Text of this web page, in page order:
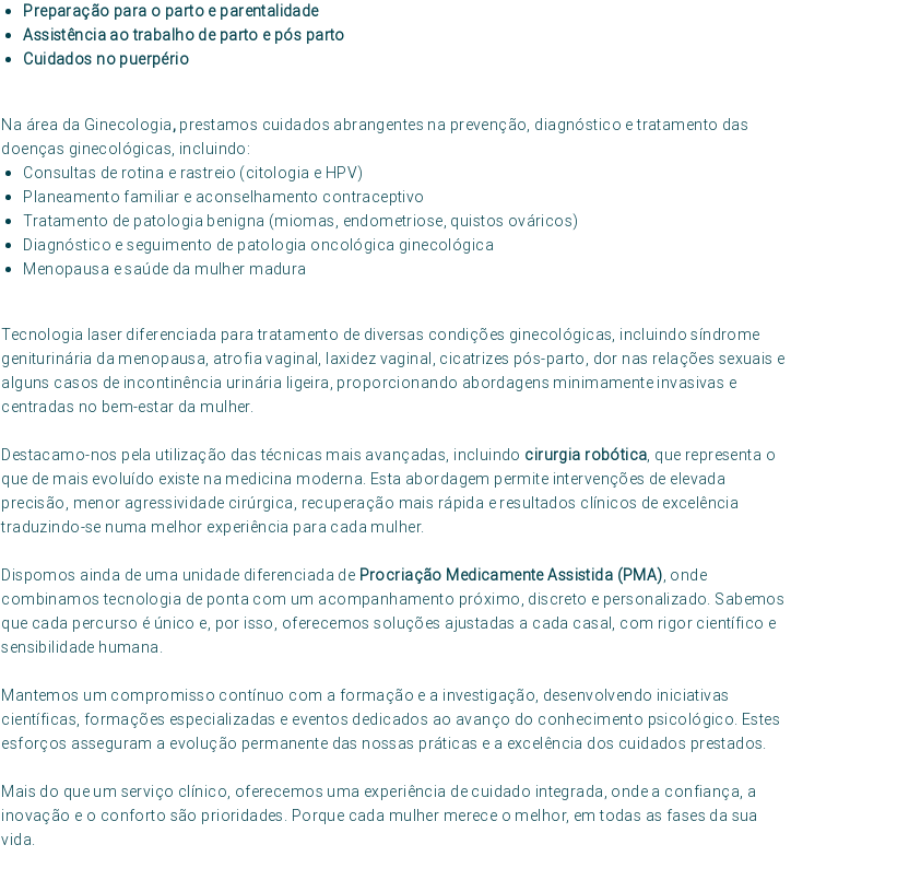
Preparação para o parto e parentalidade
Assistência ao trabalho de parto e pós parto
Cuidados no puerpério
Na área da Ginecologia, prestamos cuidados abrangentes na prevenção, diagnóstico e tratamento das
doenças ginecológicas, incluindo:
Consultas de rotina e rastreio (citologia e HPV)
Planeamento familiar e aconselhamento contraceptivo
Tratamento de patologia benigna (miomas, endometriose, quistos ováricos)
Diagnóstico e seguimento de patologia oncológica ginecológica
Menopausa e saúde da mulher madura
Tecnologia laser diferenciada para tratamento de diversas condições ginecológicas, incluindo síndrome
geniturinária da menopausa, atrofia vaginal, laxidez vaginal, cicatrizes pós-parto, dor nas relações sexuais e
alguns casos de incontinência urinária ligeira, proporcionando abordagens minimamente invasivas e
centradas no bem-estar da mulher.
Destacamo-nos pela utilização das técnicas mais avançadas, incluindo cirurgia robótica, que representa o
que de mais evoluído existe na medicina moderna. Esta abordagem permite intervenções de elevada
precisão, menor agressividade cirúrgica, recuperação mais rápida e resultados clínicos de excelência
traduzindo-se numa melhor experiência para cada mulher.
Dispomos ainda de uma unidade diferenciada de Procriação Medicamente Assistida (PMA), onde
combinamos tecnologia de ponta com um acompanhamento próximo, discreto e personalizado. Sabemos
que cada percurso é único e, por isso, oferecemos soluções ajustadas a cada casal, com rigor científico e
sensibilidade humana.
Mantemos um compromisso contínuo com a formação e a investigação, desenvolvendo iniciativas
científicas, formações especializadas e eventos dedicados ao avanço do conhecimento psicológico. Estes
esforços asseguram a evolução permanente das nossas práticas e a excelência dos cuidados prestados.
Mais do que um serviço clínico, oferecemos uma experiência de cuidado integrada, onde a confiança, a
inovação e o conforto são prioridades. Porque cada mulher merece o melhor, em todas as fases da sua
vida.